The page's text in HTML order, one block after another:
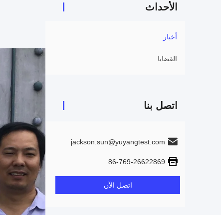
الأحداث
أخبار
القضايا
اتصل بنا
jackson.sun@yuyangtest.com
86-769-26622869
اتصل الآن